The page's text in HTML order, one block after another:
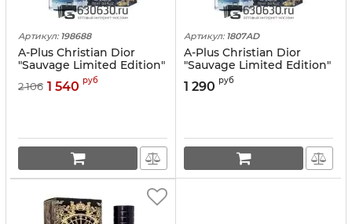
Артикул: 198688
A-Plus Christian Dior
"Sauvage Limited Edition"
2 106 1 540 руб
Артикул: 1807AD
A-Plus Christian Dior
"Sauvage Limited Edition"
EDP 100 ml оптом
1 290 руб